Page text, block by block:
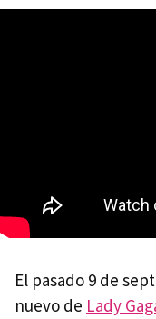
El pasado 9 de
nuevo de Lady